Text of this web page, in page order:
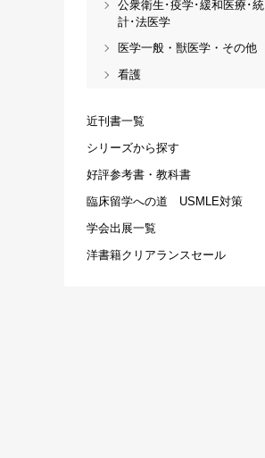
公衆衛生･疫学･緩和医療･統
計･法医学
医学一般・獣医学・その他
看護
近刊書一覧
シリーズから探す
好評参考書・教科書
臨床留学への道 USMLE対策
学会出展一覧
洋書籍クリアランスセール